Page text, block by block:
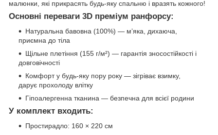
малюнки, які прикрасять будь-яку спальню і вразять кожного!
Основні переваги 3D преміум ранфорсу:
Натуральна бавовна (100%) — м’яка, дихаюча,
приємна до тіла
Щільне плетіння (155 г/м²) — гарантія зносостійкості і
довговічності
Комфорт у будь-яку пору року — зігріває взимку,
дарує прохолоду влітку
Гіпоалергенна тканина — безпечна для всієї родини
У комплект входить:
Простирадло: 160 × 220 см